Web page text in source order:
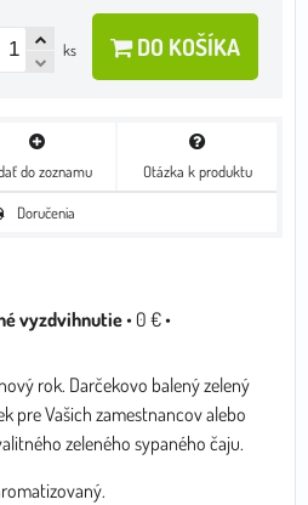
ks DO KOŠÍKA
do zoznamu Otázka k produktu
Doručenia
vyzdvihnutie• 0 €•
rok. Darčekovo balený zelený
pre Vašich zamestnancov alebo
zeleného sypaného čaju.